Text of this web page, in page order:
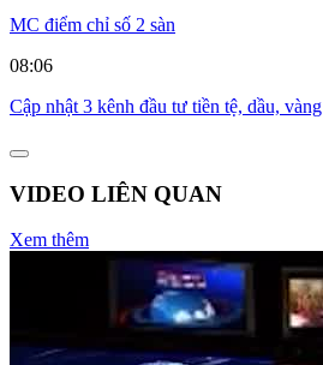
MC điểm chỉ số 2 sàn
08:06
Cập nhật 3 kênh đầu tư tiền tệ, dầu, vàng
VIDEO LIÊN QUAN
Xem thêm